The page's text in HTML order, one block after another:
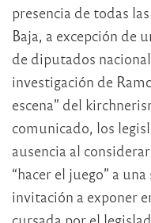
presencia de todas
Baja, a excepción de
de diputados
investigación de
escena” del
comunicado, los
ausencia al
“hacer el juego” a
invitación a exponer